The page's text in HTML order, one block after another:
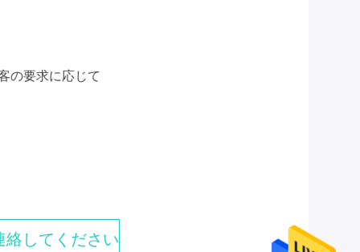
の要求に応じて
絡してください